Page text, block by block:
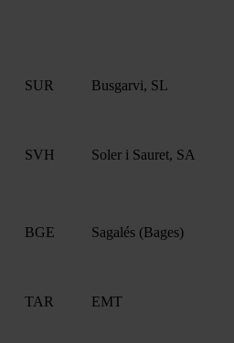
SUR Busgarvi, SL
SVH Soler i Sauret, SA
BGE Sagalés (Bages)
TAR EMT